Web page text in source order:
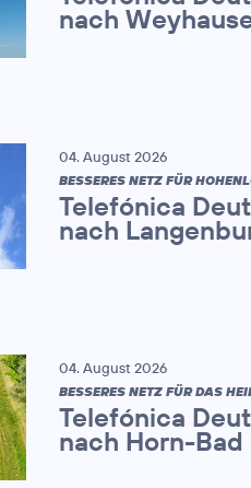
nach
04. August 2026
BESSERES NETZ FÜR
Telefónica
nach
04. August 2026
BESSERES NETZ FÜR DAS
Telefónica
nach Horn-